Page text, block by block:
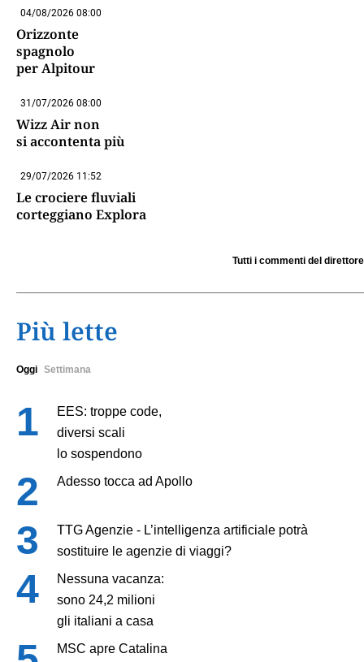
04/08/2026 08:00
Orizzonte
spagnolo
per Alpitour
31/07/2026 08:00
Wizz Air non
si accontenta più
29/07/2026 11:52
Le crociere fluviali
corteggiano Explora
Tutti i commenti del direttore
Più lette
Oggi Settimana
EES: troppe code,
diversi scali
lo sospendono
Adesso tocca ad Apollo
TTG Agenzie - L’intelligenza artificiale potrà
sostituire le agenzie di viaggi?
Nessuna vacanza:
sono 24,2 milioni
gli italiani a casa
MSC apre Catalina